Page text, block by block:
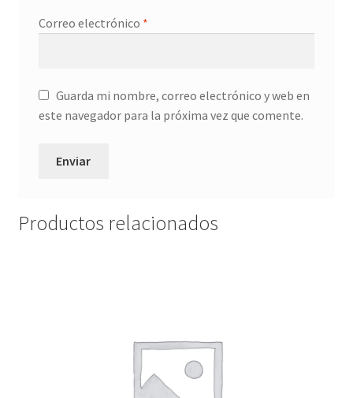
Correo electrónico *
Guarda mi nombre, correo electrónico y web en
este navegador para la próxima vez que comente.
Productos relacionados